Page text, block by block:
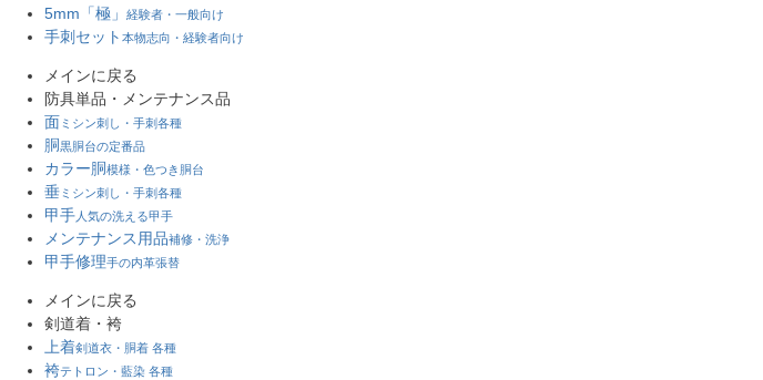
5mm「極」 経験者・一般向け
手刺セット 本物志向・経験者向け
メインに戻る
防具単品・メンテナンス品
面 ミシン刺し・手刺各種
胴黒胴台の定番品
カラー胴模様・色つき胴台
垂 ミシン刺し・手刺各種
甲手 人気の洗える甲手
メンテナンス用品補修・洗浄
甲手修理手の内革張替
メインに戻る
剣道着・袴
上着剣道衣・胴着 各種
袴テトロン・藍染 各種